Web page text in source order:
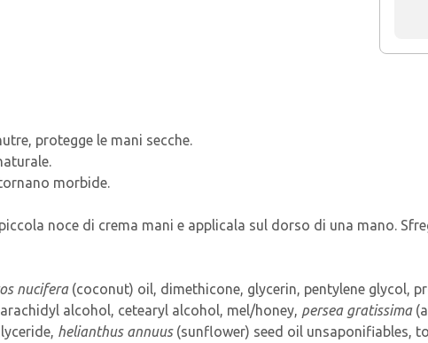
protegge le mani secche.
morbide.
noce di crema mani e applicala sul dorso di una mano.
nucifera (coconut) oil, dimethicone, glycerin, pentylene glycol,
alcohol, cetearyl alcohol, mel/honey, persea gratissima
helianthus annuus (sunflower) seed oil unsaponifiables,